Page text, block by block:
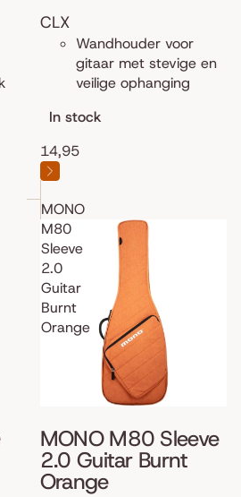
CLX
Wandhouder voor
gitaar met stevige en
veilige ophanging
In stock
14,95
MONO
M80
Sleeve
2.0
Guitar
Burnt
Orange
MONO M80 Sleeve
2.0 Guitar Burnt
Orange